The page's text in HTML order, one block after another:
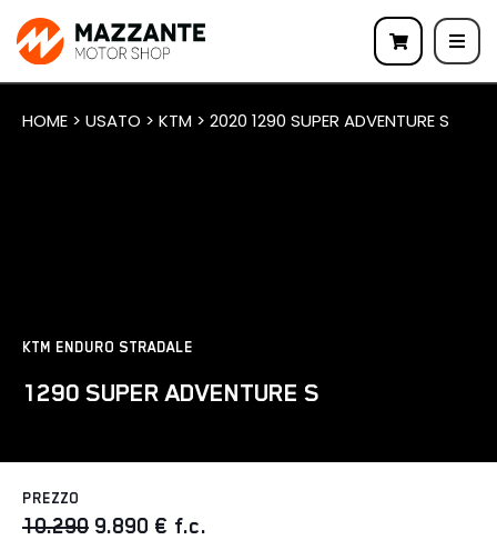
HOME > USATO > KTM > 2020 1290 SUPER ADVENTURE S
KTM ENDURO STRADALE
1290 SUPER ADVENTURE S
PREZZO
10.290 9.890 € f.c.